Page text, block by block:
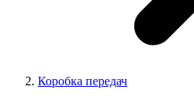
Коробка передач